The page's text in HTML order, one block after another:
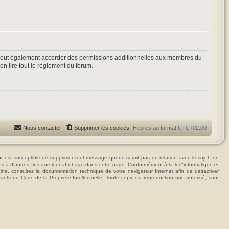
également accorder des permissions additionnelles aux membres du
lire tout le règlement du forum.
Heures au formatUTC+02:00
Supprimer les cookies
Nous contacter
susceptible de supprimer tout message qui ne serait pas en relation avec le sujet, en
à d'autres fins que leur affichage dans cette page. Conformément à la loi "informatique et
consultez la documentation technique de votre navigateur Internet afin de désactiver
du Code de la Propriété Intellectuelle. Toute copie ou reproduction non autorisé, sauf